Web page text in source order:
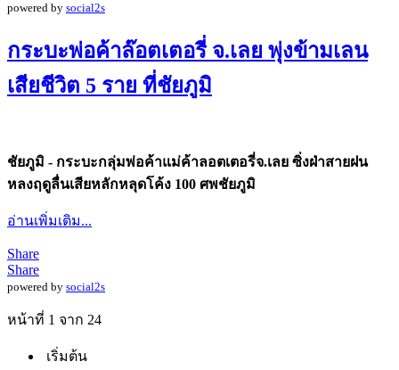
powered by social2s
กระบะพ่อค้าล๊อตเตอรี่ จ.เลย พุ่งข้ามเลน
เสียชีวิต 5 ราย ที่ชัยภูมิ
ชัยภูมิ - กระบะกลุ่มพ่อค้าแม่ค้าลอตเตอรี่จ.เลย ซิ่งฝ่าสายฝน
หลงฤดูลื่นเสียหลักหลุดโค้ง 100 ศพชัยภูมิ
อ่านเพิ่มเติม...
Share
Share
powered by social2s
หน้าที่ 1 จาก 24
เริ่มต้น